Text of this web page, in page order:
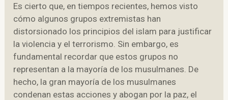
Es cierto que, en tiempos recientes, hemos visto
cómo algunos grupos extremistas han
distorsionado los principios del islam para justificar
la violencia y el terrorismo. Sin embargo, es
fundamental recordar que estos grupos no
representan a la mayoría de los musulmanes. De
hecho, la gran mayoría de los musulmanes
condenan estas acciones y abogan por la paz, el